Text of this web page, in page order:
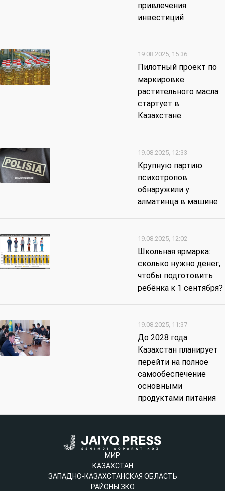
привлечения
инвестиций
19.08.2025, 15:36
Пилотный проект по
маркировке
растительного масла
стартует в
Казахстане
19.08.2025, 12:33
Крупную партию
психотропов
обнаружили у
алматинца в машине
19.08.2025, 12:02
Школьная ярмарка:
сколько нужно денег,
чтобы подготовить
ребёнка к 1 сентября?
19.08.2025, 11:37
До 2028 года
Казахстан планирует
перейти на полное
самообеспечение
основными
продуктами питания
МИР
КАЗАХСТАН
ЗАПАДНО-КАЗАХСТАНСКАЯ ОБЛАСТЬ
РАЙОНЫ ЗКО